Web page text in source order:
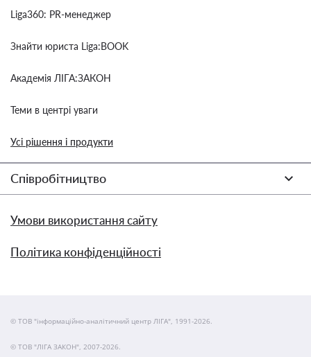
Liga360: PR-менеджер
Знайти юриста Liga:BOOK
Академія ЛІГА:ЗАКОН
Теми в центрі уваги
Усі рішення і продукти
Співробітництво
Умови використання сайту
Політика конфіденційності
© ТОВ "інформаційно-аналітичний центр ЛІГА", 1991-2026.
© ТОВ "ЛІГА ЗАКОН", 2007-2026.